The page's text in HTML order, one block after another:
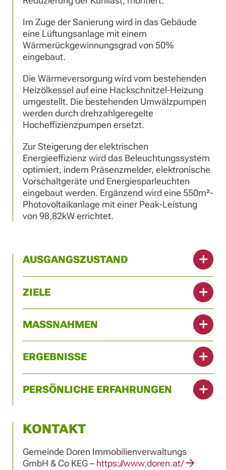
Im Zuge der Sanierung wird in das Gebäude
eine Lüftungsanlage mit einem
Wärmerückgewinnungsgrad von 50%
eingebaut.
Die Wärmeversorgung wird vom bestehenden
Heizölkessel auf eine Hackschnitzel-Heizung
umgestellt. Die bestehenden Umwälzpumpen
werden durch drehzahlgeregelte
Hocheffizienzpumpen ersetzt.
Zur Steigerung der elektrischen
Energieeffizienz wird das Beleuchtungssystem
optimiert, indem Präsenzmelder, elektronische
Vorschaltgeräte und Energiesparleuchten
eingebaut werden. Ergänzend wird eine 550m²-
Photovoltaikanlage mit einer Peak-Leistung
von 98,82kW errichtet.
AUSGANGSZUSTAND
ZIELE
MASSNAHMEN
ERGEBNISSE
PERSÖNLICHE ERFAHRUNGEN
KONTAKT
Gemeinde Doren Immobilienverwaltungs
GmbH & Co KEG– https://www.doren.at/